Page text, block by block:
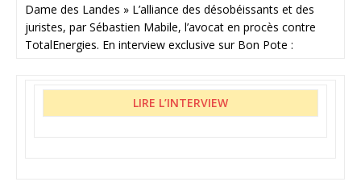
Dame des Landes » L’alliance des désobéissants et des
juristes, par Sébastien Mabile, l’avocat en procès contre
TotalEnergies. En interview exclusive sur Bon Pote :
LIRE L’INTERVIEW